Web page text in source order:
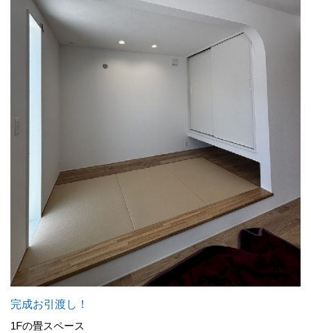
完成お引渡し！
1Fの畳スペース